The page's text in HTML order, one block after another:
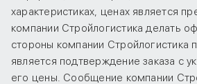
характеристиках, ценах является
компании Стройлогистика делать
стороны компании Стройлогистика
является подтверждение заказа с
его цены. Сообщение компании